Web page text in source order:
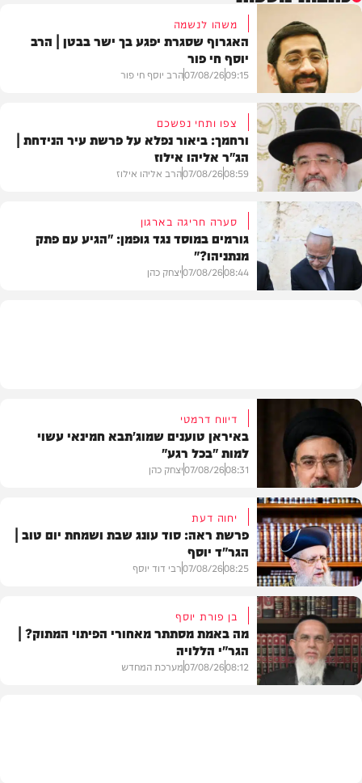
וידאו
משהו לנשמה
האגרוף שסגרת יפגע בך ישר בבטן | הרב
יוסף חי פור
09:15
07/08/26הרב יוסף חי פור
וידאו
צפו ותחי נפשכם
ורחמך: ביאור נפלא על פרשת עיר הנידחת |
הג"ר אליהו אילוז
08:59
07/08/26הרב אליהו אילוז
סערה חריגה בארגון
גורמים במוסד נגד גופמן: "הגיע עם פתק
מנתניהו?"
08:44
07/08/26יצחק כהן
חדשות
דיווח דרמטי
באיראן טוענים שמוג'תבא חמינאי עשוי
למות "בכל רגע"
08:31
07/08/26יצחק כהן
וידאו
יחוה דעת
פרשת ראה: סוד עונג שבת ושמחת יום טוב |
הגר"ד יוסף
08:25
07/08/26רבי דוד יוסף
בן פורת יוסף
מה באמת מסתתר מאחורי הפיתוי המתוק? |
הגר"י הללויה
08:12
07/08/26מערכת המחדש